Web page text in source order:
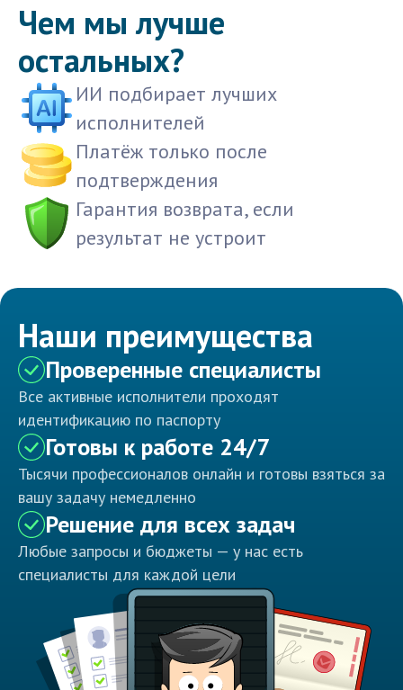
Чем мы лучше
остальных?
ИИ подбирает лучших
исполнителей
Платёж только после
подтверждения
Гарантия возврата, если
результат не устроит
Наши преимущества
Проверенные специалисты
Все активные исполнители проходят
идентификацию по паспорту
Готовы к работе 24/7
Тысячи профессионалов онлайн и готовы взяться за
вашу задачу немедленно
Решение для всех задач
Любые запросы и бюджеты — у нас есть
специалисты для каждой цели